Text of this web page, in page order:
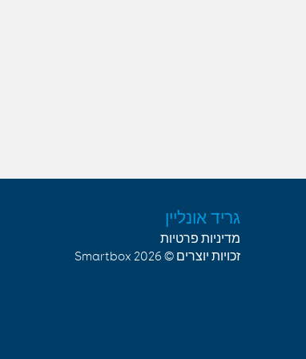
גריד אונליין
מדיניות פרטיות
זכויות יוצרים © 2026
Smartbox